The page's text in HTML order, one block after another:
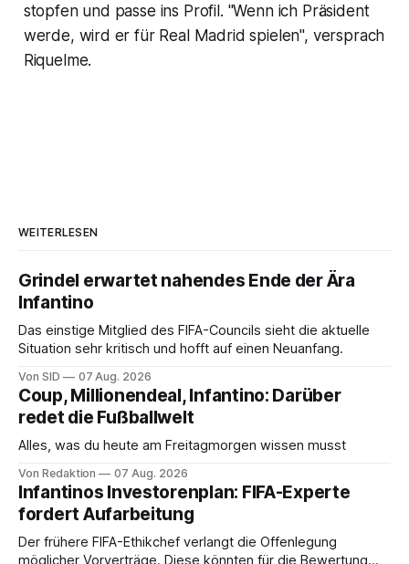
stopfen und passe ins Profil. "Wenn ich Präsident
werde, wird er für Real Madrid spielen", versprach
Riquelme.
WEITERLESEN
Grindel erwartet nahendes Ende der Ära
Infantino
Das einstige Mitglied des FIFA-Councils sieht die aktuelle
Situation sehr kritisch und hofft auf einen Neuanfang.
Von SID 07 Aug. 2026
Coup, Millionendeal, Infantino: Darüber
redet die Fußballwelt
Alles, was du heute am Freitagmorgen wissen musst
Von Redaktion 07 Aug. 2026
Infantinos Investorenplan: FIFA-Experte
fordert Aufarbeitung
Der frühere FIFA-Ethikchef verlangt die Offenlegung
möglicher Vorverträge. Diese könnten für die Bewertung